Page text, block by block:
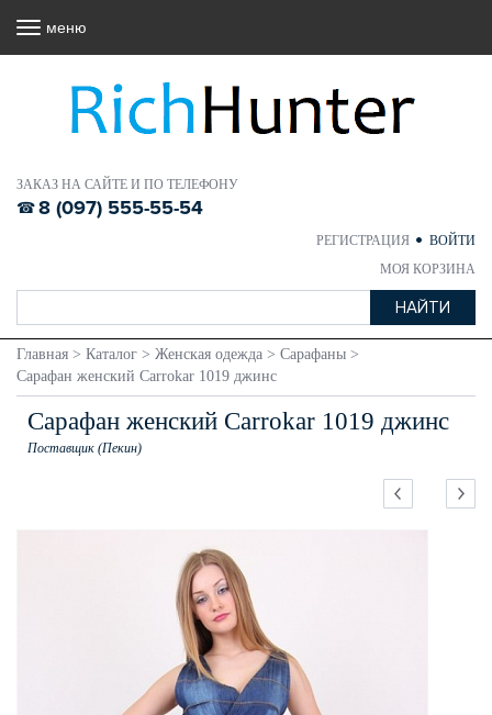
ЗАКАЗ НА САЙТЕ И ПО ТЕЛЕФОНУ
8 (097) 555-55-54
РЕГИСТРАЦИЯ
ВОЙТИ
МОЯ КОРЗИНА
меню
Главная > Каталог > Женская одежда > Сарафаны >
Сарафан женский Carrokar 1019 джинс
Сарафан женский Carrokar 1019 джинс
Поставщик (Пекин)